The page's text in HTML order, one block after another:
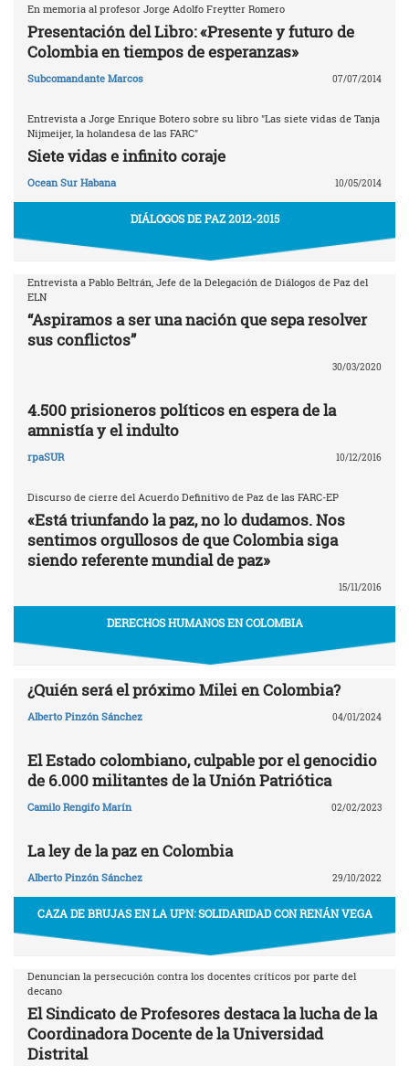
En memoria al profesor Jorge Adolfo Freytter Romero
Presentación del Libro: «Presente y futuro de
Colombia en tiempos de esperanzas»
Subcomandante Marcos 07/07/2014
Entrevista a Jorge Enrique Botero sobre su libro "Las siete vidas de Tanja
Nijmeijer, la holandesa de las FARC"
Siete vidas e infinito coraje
Ocean Sur Habana 10/05/2014
DIÁLOGOS DE PAZ 2012-2015
Entrevista a Pablo Beltrán, Jefe de la Delegación de Diálogos de Paz del
ELN
“Aspiramos a ser una nación que sepa resolver
sus conflictos”
30/03/2020
4.500 prisioneros políticos en espera de la
amnistía y el indulto
rpaSUR 10/12/2016
Discurso de cierre del Acuerdo Definitivo de Paz de las FARC-EP
«Está triunfando la paz, no lo dudamos. Nos
sentimos orgullosos de que Colombia siga
siendo referente mundial de paz»
15/11/2016
DERECHOS HUMANOS EN COLOMBIA
¿Quién será el próximo Milei en Colombia?
Alberto Pinzón Sánchez 04/01/2024
El Estado colombiano, culpable por el genocidio
de 6.000 militantes de la Unión Patriótica
Camilo Rengifo Marín 02/02/2023
La ley de la paz en Colombia
Alberto Pinzón Sánchez 29/10/2022
CAZA DE BRUJAS EN LA UPN: SOLIDARIDAD CON RENÁN VEGA
Denuncian la persecución contra los docentes críticos por parte del
decano
El Sindicato de Profesores destaca la lucha de la
Coordinadora Docente de la Universidad
Distrital